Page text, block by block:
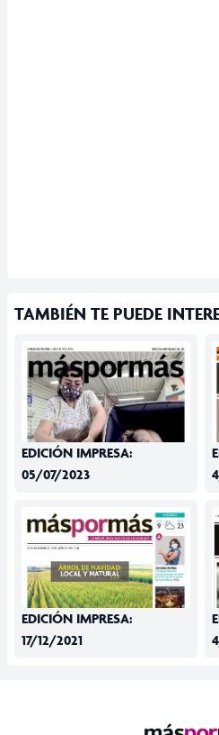
TAMBIÉN TE PUEDE
EDICIÓN IMPRESA:
05/07/2023
EDICIÓN IMPRESA:
17/12/2021